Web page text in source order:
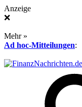
Anzeige
❌
Mehr »
Ad hoc-Mitteilungen: